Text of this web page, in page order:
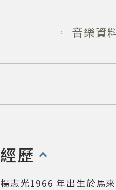
::: 音樂資
經歷
(點擊開啟/收合以下內容)
楊志光1966 年出生於馬